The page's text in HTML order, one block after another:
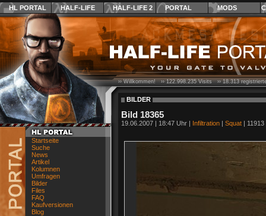
HL PORTAL HALF-LIFE HALF-LIFE 2 PORTAL MODS
Startseite
Suche
News
Artikel
Kolumnen
Umfragen
Bilder
Files
FAQ
Kaufversionen
Blog
›› Willkommen! ››122.998.235Visits ››18.313
BILDER
Bild 18365
19.06.2007 | 18:47 Uhr | Infiltration | Squat | 11913